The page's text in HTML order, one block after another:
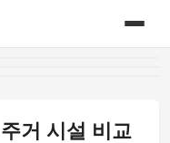
거 시설 비교